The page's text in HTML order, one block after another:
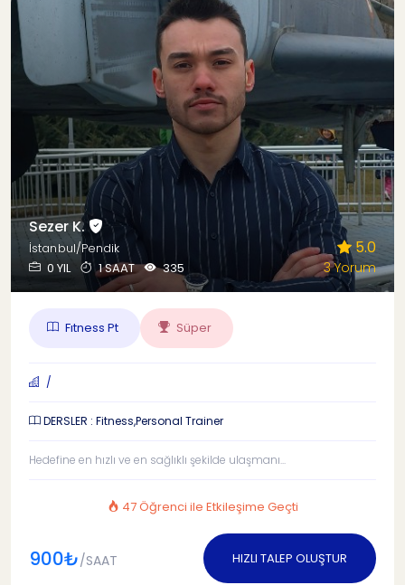
Sezer K.
İstanbul/Pendik
0 YIL
1 SAAT 335
5.0
3 Yorum
Fıtness Pt Süper
/
DERSLER : Fitness,Personal Trainer
Hedefine en hızlı ve en sağlıklı şekilde ulaşmanı...
47 Öğrenci ile Etkileşime Geçti
900₺/SAAT HIZLI TALEP OLUŞTUR